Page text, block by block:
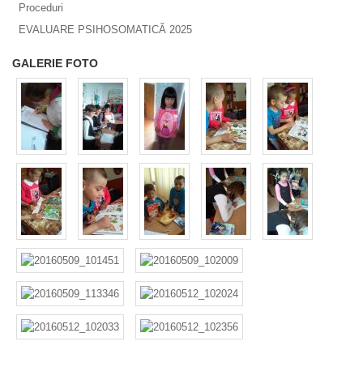
Proceduri
EVALUARE PSIHOSOMATICĂ 2025
GALERIE FOTO